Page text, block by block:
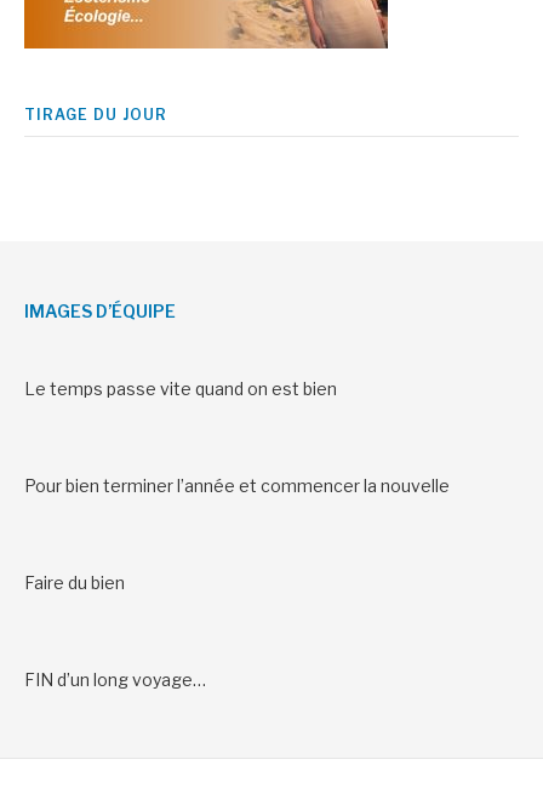
TIRAGE DU JOUR
IMAGES D’ÉQUIPE
Le temps passe vite quand on est bien
Pour bien terminer l’année et commencer la nouvelle
Faire du bien
FIN d’un long voyage…